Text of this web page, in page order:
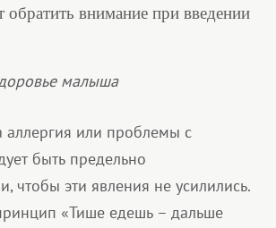
обратить внимание при введении
малыша
или проблемы с
быть предельно
чтобы эти явления не усилились.
«Тише едешь – дальше